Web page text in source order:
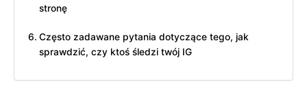
stronę
Często zadawane pytania dotyczące tego, jak
sprawdzić, czy ktoś śledzi twój IG